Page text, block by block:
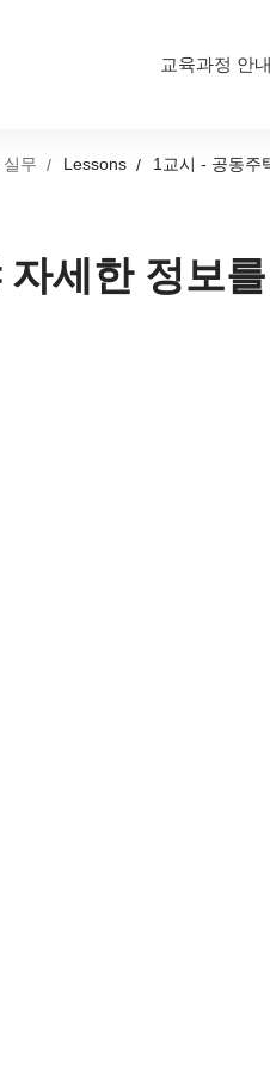
교육과정 안내
무 Lessons 1교시 - 공동주
세한 정보